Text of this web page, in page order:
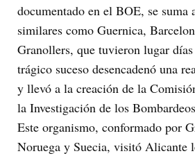
documentado en el BOE, se suma
similares como Guernica,
Granollers, que tuvieron lugar días
trágico suceso desencadenó una
y llevó a la creación de la
la Investigación de los
Este organismo, conformado por
Noruega y Suecia, visitó Alicante